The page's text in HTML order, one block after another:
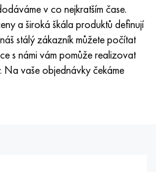
v co nejkratším čase.
a široká škála produktů definují
stálý zákazník můžete počítat
s námi vám pomůže realizovat
Na vaše objednávky čekáme